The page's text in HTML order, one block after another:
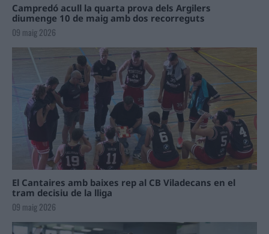
Campredó acull la quarta prova dels Argilers
diumenge 10 de maig amb dos recorreguts
09 maig 2026
El Cantaires amb baixes rep al CB Viladecans en el
tram decisiu de la lliga
09 maig 2026